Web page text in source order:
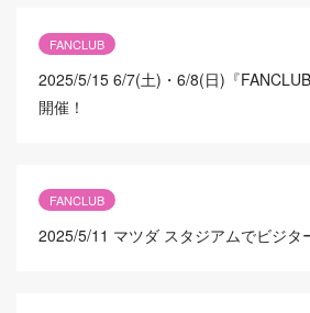
FANCLUB
2025/5/15 6/7(土)・6/8(日)『
開催！
FANCLUB
2025/5/11 マツダ スタジアムでビジタ